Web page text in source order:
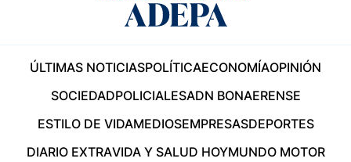
ÚLTIMAS NOTICIASPOLÍTICAECONOMÍAOPINIÓN
SOCIEDADPOLICIALESADN BONAERENSE
ESTILO DE VIDAMEDIOSEMPRESASDEPORTES
DIARIO EXTRAVIDA Y SALUD HOYMUNDO MOTOR